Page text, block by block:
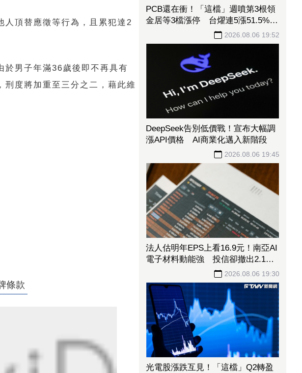
人頂替應徵等行為，且累犯達2
於男子年滿36歲後即不再具有
度將加重至三分之二，藉此維
條款
PCB還在衝！「這檔」週噴第3根領
金居等3檔漲停 台燿連5漲51.5%、
2026.08.06 19:52
DeepSeek告別低價戰！宣布大幅調
漲API價格 AI商業化邁入新階段
2026.08.06 19:45
法人估明年EPS上看16.9元！南亞AI
電子材料動能強 投信卻撤出2.1億
2026.08.06 19:30
光電股漲跌互見！「這檔」Q2轉盈